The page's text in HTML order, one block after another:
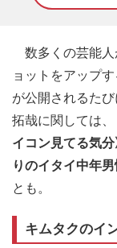
数多くの芸能人
ョットをアップ
が公開されるた
拓哉に関しては、
イコン見てる気
りのイタイ中年男
とも。
キムタクのイ